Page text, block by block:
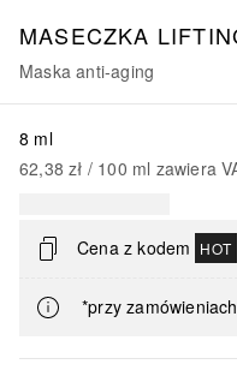
MASECZKA
Maska anti-aging
8 ml
62,38 zł / 100 ml zawiera
Cena z kodem HOT
*przy